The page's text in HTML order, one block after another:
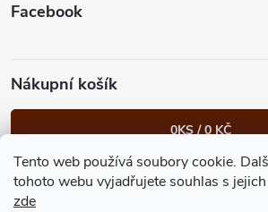
Tento web používá soubory cookie.
tohoto webu vyjadřujete souhlas s
zde
Facebook
Nákupní košík
0KS /0 KČ
Heureka.cz Facebook Instagram